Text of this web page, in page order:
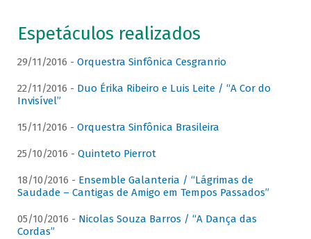
Espetáculos realizados
29/11/2016 - Orquestra Sinfônica Cesgranrio
22/11/2016 - Duo Érika Ribeiro e Luis Leite / “A Cor do
Invisível”
15/11/2016 - Orquestra Sinfônica Brasileira
25/10/2016 - Quinteto Pierrot
18/10/2016 - Ensemble Galanteria / “Lágrimas de
Saudade – Cantigas de Amigo em Tempos Passados”
05/10/2016 - Nicolas Souza Barros / “A Dança das
Cordas”